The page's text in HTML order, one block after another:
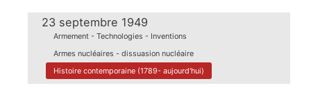
23 septembre 1949
Armement - Technologies - Inventions
Armes nucléaires - dissuasion nucléaire
Histoire contemporaine (1789- aujourd'hui)